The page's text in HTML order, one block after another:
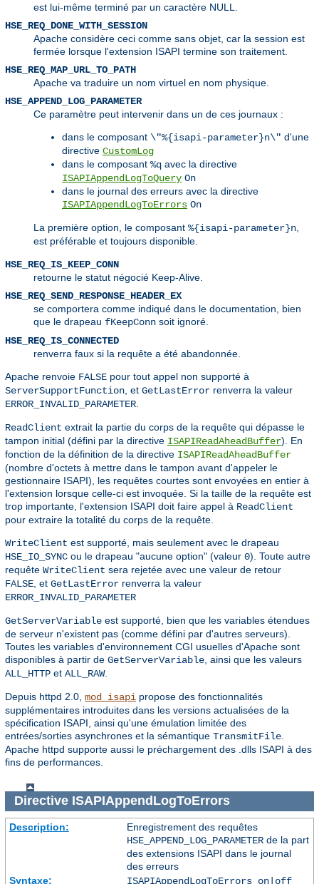
est lui-même terminé par un caractère NULL.
HSE_REQ_DONE_WITH_SESSION
Apache considère ceci comme sans objet, car la session est
fermée lorsque l'extension ISAPI termine son traitement.
HSE_REQ_MAP_URL_TO_PATH
Apache va traduire un nom virtuel en nom physique.
HSE_APPEND_LOG_PARAMETER
Ce paramètre peut intervenir dans un de ces journaux :
dans le composant \"%{isapi-parameter}n\" d'une
directive CustomLog
dans le composant %q avec la directive
ISAPIAppendLogToQuery On
dans le journal des erreurs avec la directive
ISAPIAppendLogToErrors On
La première option, le composant %{isapi-parameter}n
est préférable et toujours disponible.
HSE_REQ_IS_KEEP_CONN
retourne le statut négocié Keep-Alive.
HSE_REQ_SEND_RESPONSE_HEADER_EX
se comportera comme indiqué dans le documentation, bien
que le drapeau fKeepConn soit ignoré.
HSE_REQ_IS_CONNECTED
renverra faux si la requête a été abandonnée.
Apache renvoie FALSE pour tout appel non supporté à
ServerSupportFunction , et GetLastError renverra la valeur
ERROR_INVALID_PARAMETER
ReadClient extrait la partie du corps de la requête qui dépasse le
tampon initial (défini par la directive ISAPIReadAheadBuffer). En
fonction de la définition de la directive ISAPIReadAheadBuffer
(nombre d'octets à mettre dans le tampon avant d'appeler le
gestionnaire ISAPI), les requêtes courtes sont envoyées en entier à
l'extension lorsque celle-ci est invoquée. Si la taille de la requête est
trop importante, l'extension ISAPI doit faire appel à ReadClient
pour extraire la totalité du corps de la requête.
WriteClient est supporté, mais seulement avec le drapeau
HSE_IO_SYNC ou le drapeau "aucune option" (valeur 0). Toute autre
requête WriteClient sera rejetée avec une valeur de retour
FALSE , et GetLastError renverra la valeur
ERROR_INVALID_PARAMETER
GetServerVariable est supporté, bien que les variables étendues
de serveur n'existent pas (comme défini par d'autres serveurs).
Toutes les variables d'environnement CGI usuelles d'Apache sont
disponibles à partir de GetServerVariable , ainsi que les valeurs
ALL_HTTP et ALL_RAW.
Depuis httpd 2.0, mod_isapi propose des fonctionnalités
supplémentaires introduites dans les versions actualisées de la
spécification ISAPI, ainsi qu'une émulation limitée des
entrées/sorties asynchrones et la sémantique TransmitFile
Apache httpd supporte aussi le préchargement des .dlls ISAPI à des
fins de performances.
Directive ISAPIAppendLogToErrors
Description:
Enregistrement des requêtes
HSE_APPEND_LOG_PARAMETERde la part
des extensions ISAPI dans le journal
des erreurs
Syntaxe:
ISAPIAppendLogToErrors on|off